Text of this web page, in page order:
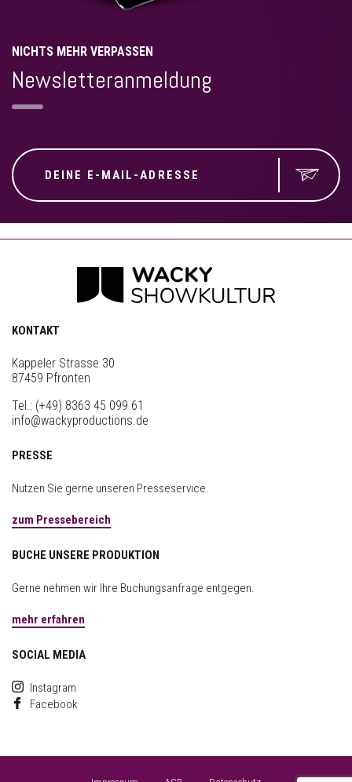
NICHTS MEHR VERPASSEN
Newsletteranmeldung
KONTAKT
Kappeler Strasse 30
87459 Pfronten
Tel.: (+49) 8363 45 099 61
info@wackyproductions.de
PRESSE
Nutzen Sie gerne unseren Presseservice.
zum Pressebereich
BUCHE UNSERE PRODUKTION
Gerne nehmen wir Ihre Buchungsanfrage entgegen.
mehr erfahren
SOCIAL MEDIA
Instagram
Facebook